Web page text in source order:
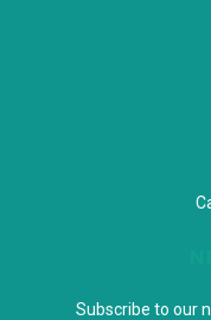
Subscribe to our